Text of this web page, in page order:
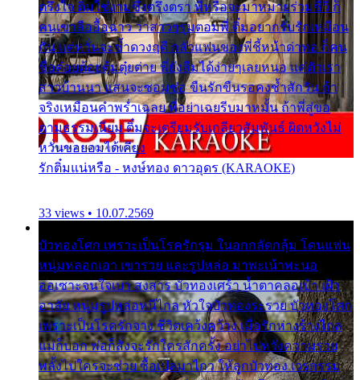
ตรึงใจ ติ๋มใช่งามซึ้งตรึงตรา พี่หรือจะมาหมายร่วมชีวี ก็
คนเขาลืออื้อฉาว ว่าสาวๆรุมตอมพี่ ติ๋มอยากรับรักเหมือน
กัน แต่หวั่นจะช้ำดวงฤดี กลัวแฟนของพี่ชี้หน้าด่าทอ ก็คน
ชื่อต๋อยต้อยตุ้มตุ๋ยต่าย พี่ยังลืมได้ง่ายๆเลยหนอ แค่ตัวเรา
สาวบ้านนา แสนจะซอมซ่อ ขืนรักขืนรอคงช้ำสักวัน ถ้า
จริงเหมือนคำพร่ำเฉลย พี่อย่าเฉยรีบมาหมั้น ถ้าพี่สู่ขอ
ตามธรรมเนียม ติ๋มจะเตรียมรับเกลียวสัมพันธ์ ผิดหวังไม่
หวั่นขอยอมได้เคียง
รักติ๋มแน่หรือ - หงษ์ทอง ดาวอุดร (KARAOKE)
33 views • 10.07.2569
บัวทองโศก เพราะเป็นโรครักรุม ในอกกลัดกลุ้ม โดนแฟน
หนุ่มหลอกเอา เขารวย และรูปหล่อ มาพะเน้าพะนอ
ออเซาะจนใจเบา สงสาร บัวทองเศร้า น้ำตาคลอเบ้า เฝ้า
อาลัย หนุ่มรูปหล่อหนีไกล หัวใจบัวทองระรวย บัวทองโศก
เพราะเป็นโรครักจาง ชีวิตเคว้งคว้าง เมื่อรักห่างร้างไกล
แม่ก็บอก พ่อก็สั่งจะรักใครสักครั้ง อย่าไปหวังความรวย
พลั้งไปใครจะช่วย ซื้อเปลมาไกว ให้ลูกบัวทอง เวรกรรม